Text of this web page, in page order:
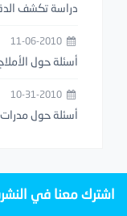
دراسة تكشف
أسئلة حول
أسئلة حول مدرات
اشترك معنا في النشرة